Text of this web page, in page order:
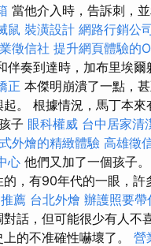
當他介入時，告訴刺，
鼠 裝潢設計 網路行銷公
徵信社 提升網頁體驗的
伴奏到達時，加布里埃爾
正 本傑明崩潰了一點，
。 根據情況，馬丁本
子 眼科權威 台中居家清
外燴的精緻體驗 高雄徵
心 他們又加了一個孩子。
，有90年代的一眼，許
薦 台北外燴 辦護照要帶
話，但可能很少有人不
的不准確性嚇壞了。 營